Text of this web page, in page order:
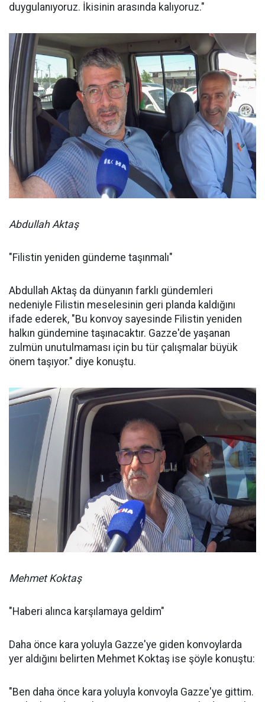
duygulanıyoruz. İkisinin arasında kalıyoruz."
Abdullah Aktaş
"Filistin yeniden gündeme taşınmalı"
Abdullah Aktaş da dünyanın farklı gündemleri
nedeniyle Filistin meselesinin geri planda kaldığını
ifade ederek, "Bu konvoy sayesinde Filistin yeniden
halkın gündemine taşınacaktır. Gazze'de yaşanan
zulmün unutulmaması için bu tür çalışmalar büyük
önem taşıyor." diye konuştu.
Mehmet Koktaş
"Haberi alınca karşılamaya geldim"
Daha önce kara yoluyla Gazze'ye giden konvoylarda
yer aldığını belirten Mehmet Koktaş ise şöyle konuştu:
"Ben daha önce kara yoluyla konvoyla Gazze'ye gittim.